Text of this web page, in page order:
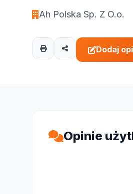
Ah Polska Sp. Z O.o.
Dodaj
Opinie